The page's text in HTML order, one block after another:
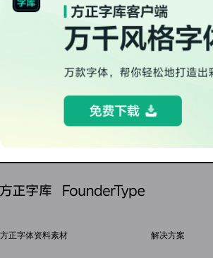
方正字体资料素材 解决方案